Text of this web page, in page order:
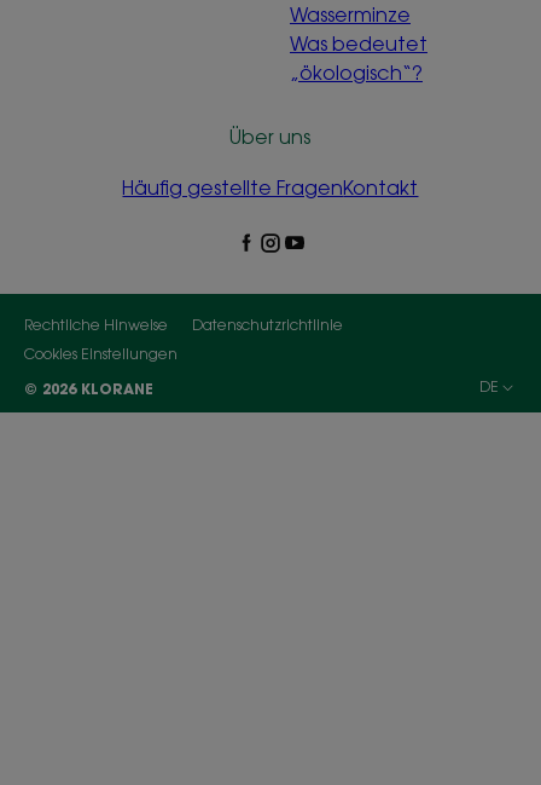
Wasserminze
Was bedeutet
„ökologisch“?
Über uns
Häufig gestellte FragenKontakt
Rechtliche Hinweise
Datenschutzrichtlinie
Cookies Einstellungen
© 2026 KLORANE
DE